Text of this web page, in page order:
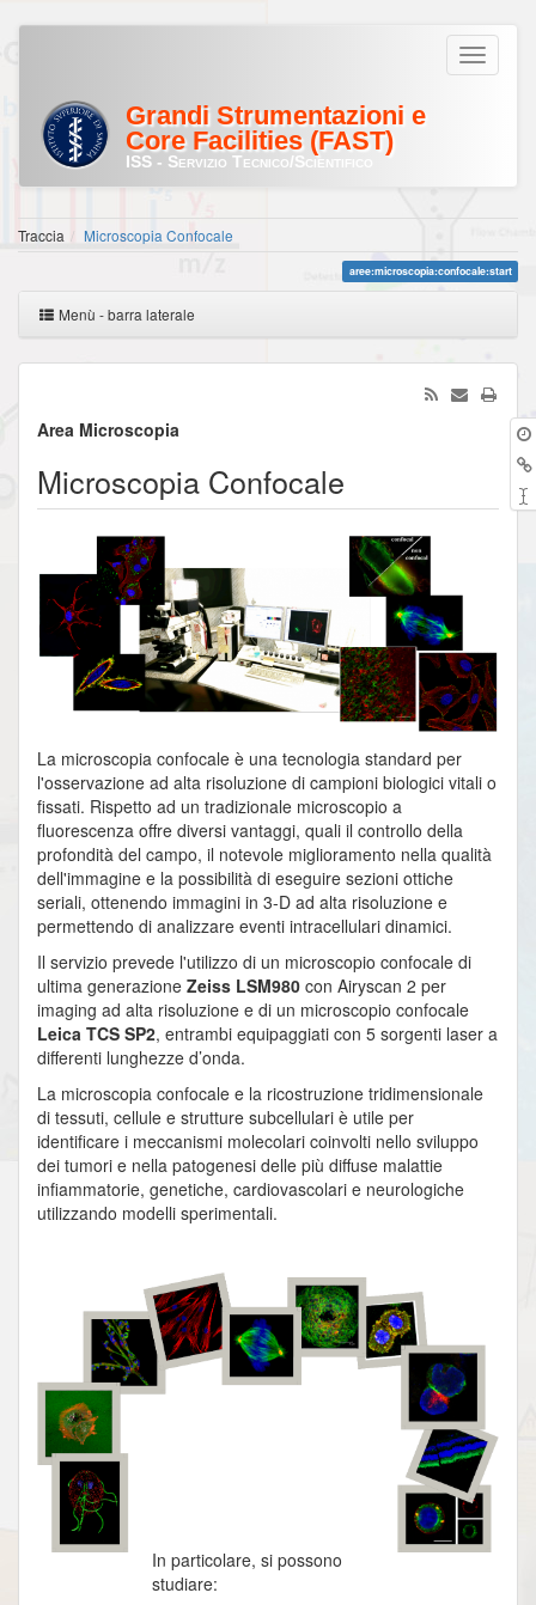
Grandi Strumentazioni e
Core Facilities (FAST)
ISS - Servizio Tecnico/Scientifico
Traccia Microscopia Confocale
aree:microscopia:confocale:start
Menù - barra laterale
Area Microscopia
Microscopia Confocale
La microscopia confocale è una tecnologia standard per
l'osservazione ad alta risoluzione di campioni biologici vitali o
fissati. Rispetto ad un tradizionale microscopio a
fluorescenza offre diversi vantaggi, quali il controllo della
profondità del campo, il notevole miglioramento nella qualità
dell'immagine e la possibilità di eseguire sezioni ottiche
seriali, ottenendo immagini in 3-D ad alta risoluzione e
permettendo di analizzare eventi intracellulari dinamici.
Il servizio prevede l'utilizzo di un microscopio confocale di
ultima generazione Zeiss LSM980 con Airyscan 2 per
imaging ad alta risoluzione e di un microscopio confocale
Leica TCS SP2, entrambi equipaggiati con 5 sorgenti laser a
differenti lunghezze d’onda.
La microscopia confocale e la ricostruzione tridimensionale
di tessuti, cellule e strutture subcellulari è utile per
identificare i meccanismi molecolari coinvolti nello sviluppo
dei tumori e nella patogenesi delle più diffuse malattie
infiammatorie, genetiche, cardiovascolari e neurologiche
utilizzando modelli sperimentali.
In particolare, si possono
studiare: